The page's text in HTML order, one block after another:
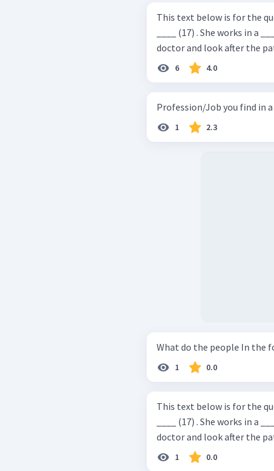
This text below is for the questions 17 to 19.
____ (17) . She works in a
doctor and look after the
6 4.0
1 2.3
1 0.0
This text below is for the questions 17 to 19.
____ (17) . She works in a
doctor and look after the
1 0.0